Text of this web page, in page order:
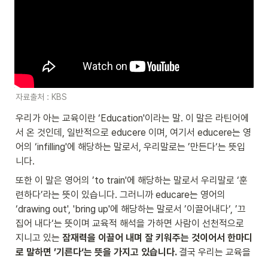
자료출처 : KBS
우리가 아는 교육이란 ‘Education'이라는 말. 이 말은 라틴어에
서 온 것인데, 일반적으로 educere 이며, 여기서 educere는 영
어의 ‘infilling'에 해당하는 말로서, 우리말로는 ’만든다‘는 뜻입
니다.
또한 이 말은 영어의 ’to train'에 해당하는 말로서 우리말로 ‘훈
련하다’라는 뜻이 있습니다. 그러니까 educare는 영어의
‘drawing out', 'bring up'에 해당하는 말로서 ’이끌어내다‘, ’끄
집어 내다‘는 뜻이며 교육적 해석을 가하면 사람이 선천적으로
지니고 있는 잠재력을 이끌어 내며 잘 키워주는 것이어서 한마디
로 말하면 ’기른다‘는 뜻을 가지고 있습니다. 결국 우리는 교육을